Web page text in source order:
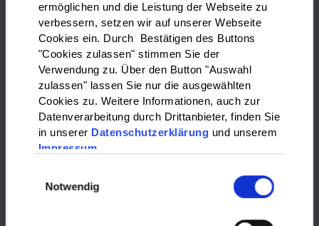
ermöglichen und die Leistung der Webseite zu
verbessern, setzen wir auf unserer Webseite
Cookies ein. Durch Bestätigen des Buttons
"Cookies zulassen" stimmen Sie der
Verwendung zu. Über den Button "Auswahl
zulassen" lassen Sie nur die ausgewählten
Cookies zu. Weitere Informationen, auch zur
Datenverarbeitung durch Drittanbieter, finden Sie
in unserer Datenschutzerklärung und unserem
Impressum
Notwendig
Marketing-Cookies
akzeptieren, um die Google Maps
anzuzeigen.
WAS?:
Bitte wählen…
Bitte wählen…